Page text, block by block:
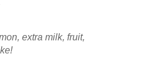
extra milk, fruit,